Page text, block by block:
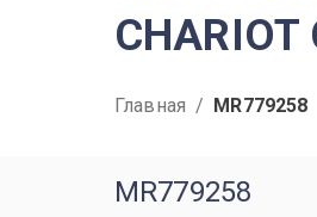
CHARIOT
Главная / MR779258
MR779258